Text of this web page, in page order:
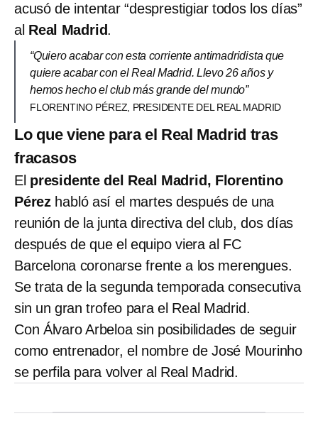
acusó de intentar “desprestigiar todos los días”
al Real Madrid.
“Quiero acabar con esta corriente antimadridista que
quiere acabar con el Real Madrid. Llevo 26 años y
hemos hecho el club más grande del mundo”
FLORENTINO PÉREZ, PRESIDENTE DEL REAL MADRID
Lo que viene para el Real Madrid tras
fracasos
El presidente del Real Madrid, Florentino
Pérez habló así el martes después de una
reunión de la junta directiva del club, dos días
después de que el equipo viera al FC
Barcelona coronarse frente a los merengues.
Se trata de la segunda temporada consecutiva
sin un gran trofeo para el Real Madrid.
Con Álvaro Arbeloa sin posibilidades de seguir
como entrenador, el nombre de José Mourinho
se perfila para volver al Real Madrid.